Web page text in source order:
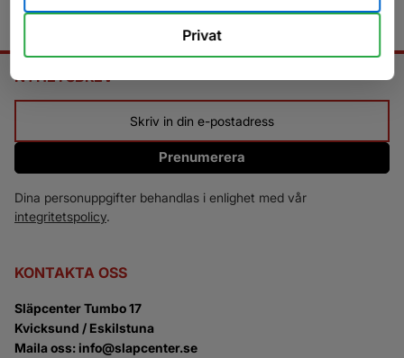
NYHETSBREV
Prenumerera
Dina personuppgifter behandlas i enlighet med vår
integritetspolicy.
KONTAKTA OSS
Släpcenter Tumbo 17
Kvicksund / Eskilstuna
Maila oss: info@slapcenter.se
Privat